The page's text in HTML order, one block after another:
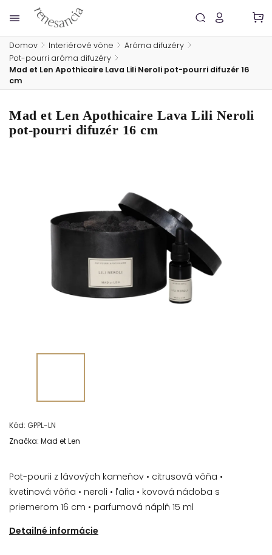
Domov / Interiérové vône / Aróma difuzéry /
Pot-pourri aróma difuzéry /
Mad et Len Apothicaire Lava Lili Neroli pot-pourri difuzér 16
cm
Mad et Len Apothicaire Lava Lili Neroli
pot-pourri difuzér 16 cm
Kód: GPPL-LN
Pot-pourii z lávových kameňov • citrusová vôňa •
kvetinová vôňa • neroli • ľalia • kovová nádoba s
priemerom 16 cm • parfumová náplň 15 ml
Detailné informácie
Značka: Mad et Len